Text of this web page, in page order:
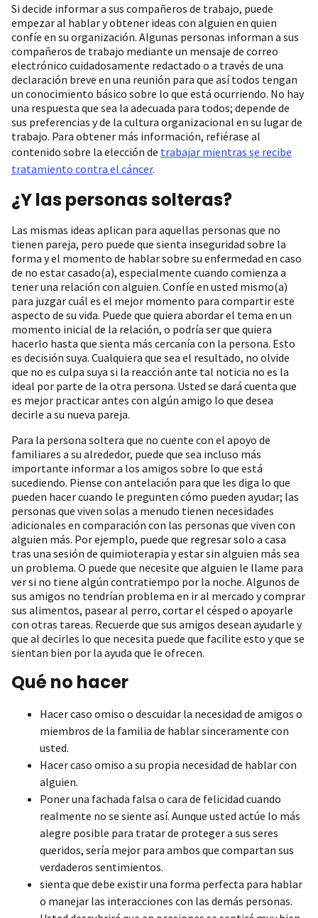
Si decide informar a sus compañeros de trabajo, puede
empezar al hablar y obtener ideas con alguien en quien
confíe en su organización. Algunas personas informan a sus
compañeros de trabajo mediante un mensaje de correo
electrónico cuidadosamente redactado o a través de una
declaración breve en una reunión para que así todos tengan
un conocimiento básico sobre lo que está ocurriendo. No hay
una respuesta que sea la adecuada para todos; depende de
sus preferencias y de la cultura organizacional en su lugar de
trabajo. Para obtener más información, refiérase al
contenido sobre la elección de trabajar mientras se recibe
tratamiento contra el cáncer.
¿Y las personas solteras?
Las mismas ideas aplican para aquellas personas que no
tienen pareja, pero puede que sienta inseguridad sobre la
forma y el momento de hablar sobre su enfermedad en caso
de no estar casado(a), especialmente cuando comienza a
tener una relación con alguien. Confíe en usted mismo(a)
para juzgar cuál es el mejor momento para compartir este
aspecto de su vida. Puede que quiera abordar el tema en un
momento inicial de la relación, o podría ser que quiera
hacerlo hasta que sienta más cercanía con la persona. Esto
es decisión suya. Cualquiera que sea el resultado, no olvide
que no es culpa suya si la reacción ante tal noticia no es la
ideal por parte de la otra persona. Usted se dará cuenta que
es mejor practicar antes con algún amigo lo que desea
decirle a su nueva pareja.
Para la persona soltera que no cuente con el apoyo de
familiares a su alrededor, puede que sea incluso más
importante informar a los amigos sobre lo que está
sucediendo. Piense con antelación para que les diga lo que
pueden hacer cuando le pregunten cómo pueden ayudar; las
personas que viven solas a menudo tienen necesidades
adicionales en comparación con las personas que viven con
alguien más. Por ejemplo, puede que regresar solo a casa
tras una sesión de quimioterapia y estar sin alguien más sea
un problema. O puede que necesite que alguien le llame para
ver si no tiene algún contratiempo por la noche. Algunos de
sus amigos no tendrían problema en ir al mercado y comprar
sus alimentos, pasear al perro, cortar el césped o apoyarle
con otras tareas. Recuerde que sus amigos desean ayudarle y
que al decirles lo que necesita puede que facilite esto y que se
sientan bien por la ayuda que le ofrecen.
Qué no hacer
Hacer caso omiso o descuidar la necesidad de amigos o
miembros de la familia de hablar sinceramente con
usted.
Hacer caso omiso a su propia necesidad de hablar con
alguien.
Poner una fachada falsa o cara de felicidad cuando
realmente no se siente así. Aunque usted actúe lo más
alegre posible para tratar de proteger a sus seres
queridos, sería mejor para ambos que compartan sus
verdaderos sentimientos.
sienta que debe existir una forma perfecta para hablar
o manejar las interacciones con las demás personas.